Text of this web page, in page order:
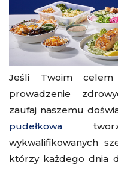
Jeśli Twoim
prowadzenie
zaufaj naszemu
pudełkowa
wykwalifikowanych
którzy każdego dnia